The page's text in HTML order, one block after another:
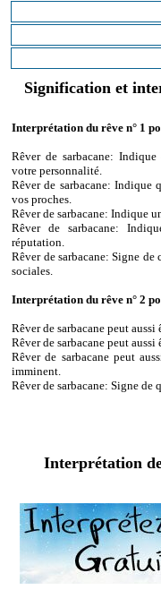
Signification et
Interprétation du rêve n° 1
Rêver de sarbacane:
votre personnalité.
Rêver de sarbacane: Indique
vos proches.
Rêver de sarbacane: Indique
Rêver de sarbacane:
réputation.
Rêver de sarbacane: Signe
sociales.
Interprétation du rêve n° 2
Rêver de sarbacane peut
Rêver de sarbacane peut aussi
Rêver de sarbacane peut
imminent.
Rêver de sarbacane: Signe de
Interprétation